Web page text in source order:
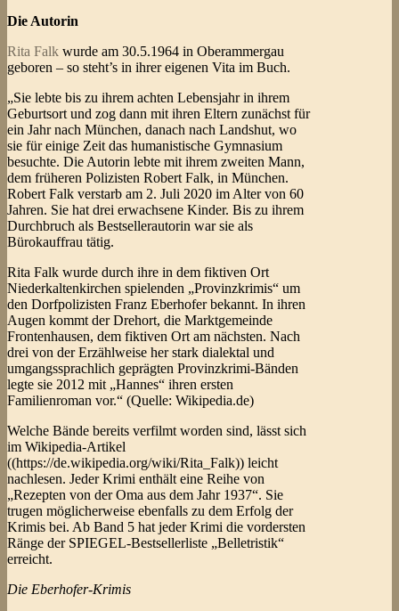
Die Autorin
Rita Falk wurde am 30.5.1964 in Oberammergau
geboren – so steht’s in ihrer eigenen Vita im Buch.
„Sie lebte bis zu ihrem achten Lebensjahr in ihrem
Geburtsort und zog dann mit ihren Eltern zunächst für
ein Jahr nach München, danach nach Landshut, wo
sie für einige Zeit das humanistische Gymnasium
besuchte. Die Autorin lebte mit ihrem zweiten Mann,
dem früheren Polizisten Robert Falk, in München.
Robert Falk verstarb am 2. Juli 2020 im Alter von 60
Jahren. Sie hat drei erwachsene Kinder. Bis zu ihrem
Durchbruch als Bestsellerautorin war sie als
Bürokauffrau tätig.
Rita Falk wurde durch ihre in dem fiktiven Ort
Niederkaltenkirchen spielenden „Provinzkrimis“ um
den Dorfpolizisten Franz Eberhofer bekannt. In ihren
Augen kommt der Drehort, die Marktgemeinde
Frontenhausen, dem fiktiven Ort am nächsten. Nach
drei von der Erzählweise her stark dialektal und
umgangssprachlich geprägten Provinzkrimi-Bänden
legte sie 2012 mit „Hannes“ ihren ersten
Familienroman vor.“ (Quelle: Wikipedia.de)
Welche Bände bereits verfilmt worden sind, lässt sich
im Wikipedia-Artikel
((https://de.wikipedia.org/wiki/Rita_Falk)) leicht
nachlesen. Jeder Krimi enthält eine Reihe von
„Rezepten von der Oma aus dem Jahr 1937“. Sie
trugen möglicherweise ebenfalls zu dem Erfolg der
Krimis bei. Ab Band 5 hat jeder Krimi die vordersten
Ränge der SPIEGEL-Bestsellerliste „Belletristik“
erreicht.
Die Eberhofer-Krimis